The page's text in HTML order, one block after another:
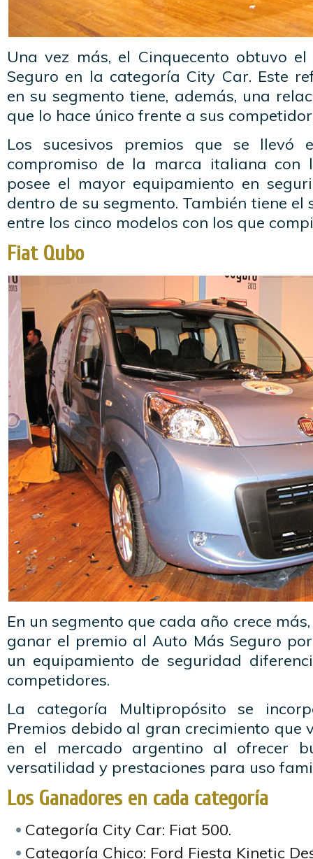
Una vez más, el Cinquecento obtuvo
Seguro en la categoría City Car. Este
en su segmento tiene, además, una
que lo hace único frente a sus
Los sucesivos premios que se llevó
compromiso de la marca italiana con
posee el mayor equipamiento en
dentro de su segmento. También tiene el
entre los cinco modelos con los que
Fiat Qubo
En un segmento que cada año crece
ganar el premio al Auto Más Seguro
un equipamiento de seguridad
competidores.
La categoría Multipropósito se
Premios debido al gran crecimiento que
en el mercado argentino al ofrecer
versatilidad y prestaciones para uso
Los Ganadores en cada categoría
Categoría City Car: Fiat 500.
Categoría Chico: Ford Fiesta Kinetic